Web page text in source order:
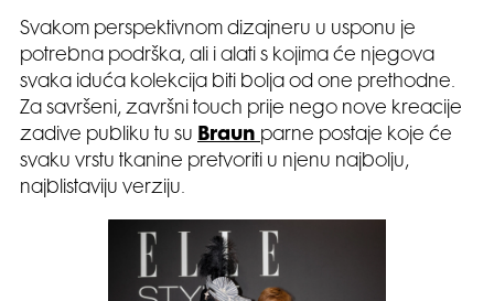
Svakom perspektivnom dizajneru u usponu je
potrebna podrška, ali i alati s kojima će njegova
svaka iduća kolekcija biti bolja od one prethodne.
Za savršeni, završni touch prije nego nove kreacije
zadive publiku tu su Braun parne postaje koje će
svaku vrstu tkanine pretvoriti u njenu najbolju,
najblistaviju verziju.